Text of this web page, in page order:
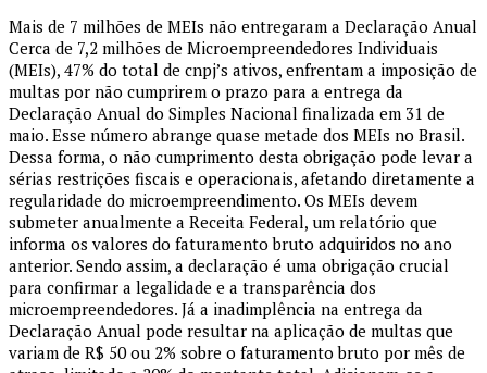
Mais de 7 milhões de MEIs não entregaram a Declaração Anual
Cerca de 7,2 milhões de Microempreendedores Individuais
(MEIs), 47% do total de cnpj’s ativos, enfrentam a imposição de
multas por não cumprirem o prazo para a entrega da
Declaração Anual do Simples Nacional finalizada em 31 de
maio. Esse número abrange quase metade dos MEIs no Brasil.
Dessa forma, o não cumprimento desta obrigação pode levar a
sérias restrições fiscais e operacionais, afetando diretamente a
regularidade do microempreendimento. Os MEIs devem
submeter anualmente a Receita Federal, um relatório que
informa os valores do faturamento bruto adquiridos no ano
anterior. Sendo assim, a declaração é uma obrigação crucial
para confirmar a legalidade e a transparência dos
microempreendedores. Já a inadimplência na entrega da
Declaração Anual pode resultar na aplicação de multas que
variam de R$ 50 ou 2% sobre o faturamento bruto por mês de